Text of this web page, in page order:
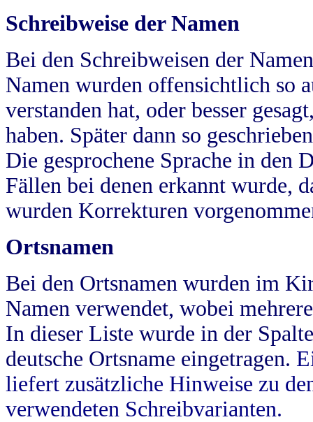
Schreibweise der Namen
Bei den Schreibweisen der
Namen wurden offensichtlich so
verstanden hat, oder besser
haben. Später dann so
Die gesprochene Sprache in
Fällen bei denen erkannt wurde,
wurden Korrekturen
Ortsnamen
Bei den Ortsnamen wurden im
Namen verwendet, wobei
In dieser Liste wurde in der
deutsche Ortsname eingetragen.
liefert zusätzliche Hinweise zu
verwendeten Schreibvarianten.